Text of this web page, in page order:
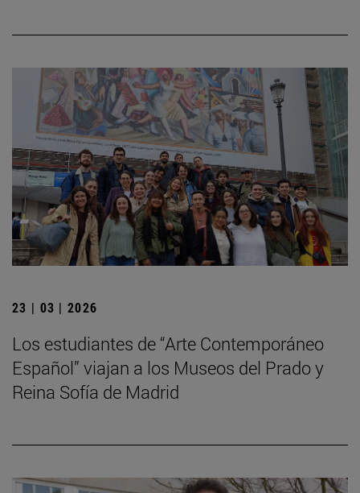
23 | 03 | 2026
Los estudiantes de “Arte Contemporáneo
Español” viajan a los Museos del Prado y
Reina Sofía de Madrid